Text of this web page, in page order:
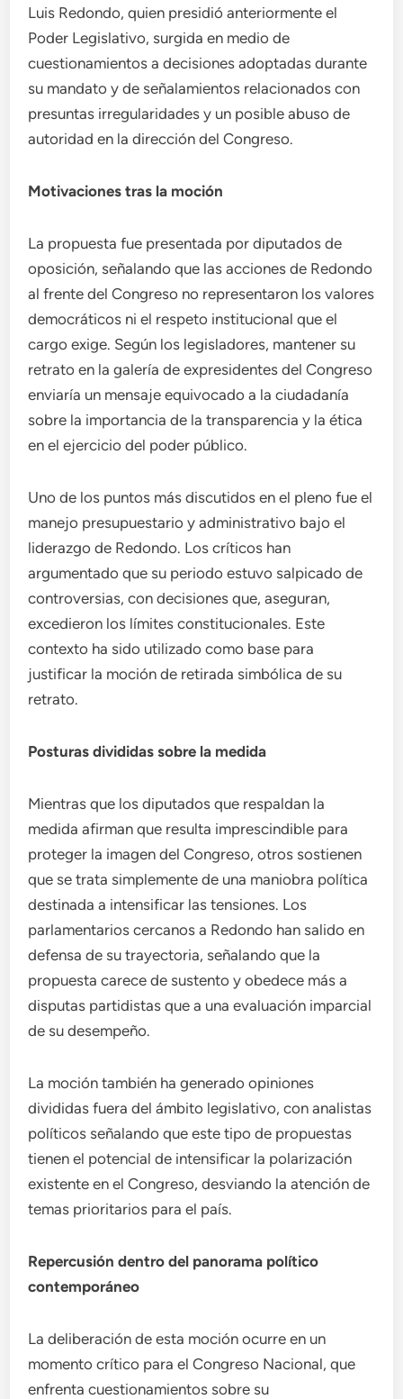
Luis Redondo, quien presidió anteriormente el
Poder Legislativo, surgida en medio de
cuestionamientos a decisiones adoptadas durante
su mandato y de señalamientos relacionados con
presuntas irregularidades y un posible abuso de
autoridad en la dirección del Congreso.
Motivaciones tras la moción
La propuesta fue presentada por diputados de
oposición, señalando que las acciones de Redondo
al frente del Congreso no representaron los valores
democráticos ni el respeto institucional que el
cargo exige. Según los legisladores, mantener su
retrato en la galería de expresidentes del Congreso
enviaría un mensaje equivocado a la ciudadanía
sobre la importancia de la transparencia y la ética
en el ejercicio del poder público.
Uno de los puntos más discutidos en el pleno fue el
manejo presupuestario y administrativo bajo el
liderazgo de Redondo. Los críticos han
argumentado que su periodo estuvo salpicado de
controversias, con decisiones que, aseguran,
excedieron los límites constitucionales. Este
contexto ha sido utilizado como base para
justificar la moción de retirada simbólica de su
retrato.
Posturas divididas sobre la medida
Mientras que los diputados que respaldan la
medida afirman que resulta imprescindible para
proteger la imagen del Congreso, otros sostienen
que se trata simplemente de una maniobra política
destinada a intensificar las tensiones. Los
parlamentarios cercanos a Redondo han salido en
defensa de su trayectoria, señalando que la
propuesta carece de sustento y obedece más a
disputas partidistas que a una evaluación imparcial
de su desempeño.
La moción también ha generado opiniones
divididas fuera del ámbito legislativo, con analistas
políticos señalando que este tipo de propuestas
tienen el potencial de intensificar la polarización
existente en el Congreso, desviando la atención de
temas prioritarios para el país.
Repercusión dentro del panorama político
contemporáneo
La deliberación de esta moción ocurre en un
momento crítico para el Congreso Nacional, que
enfrenta cuestionamientos sobre su